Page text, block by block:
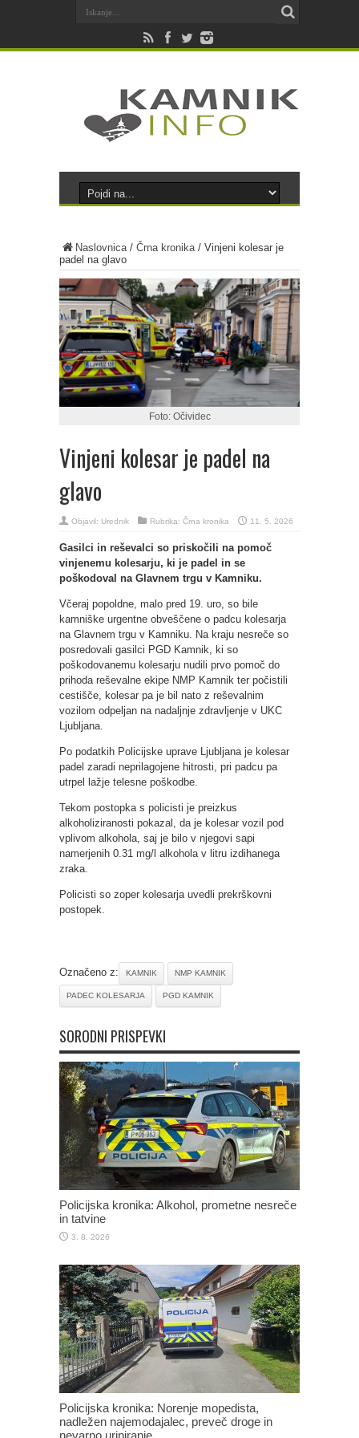
Naslovnica/ Črna kronika/ Vinjeni kolesar je
padel na glavo
Foto: Očividec
Vinjeni kolesar je padel na
glavo
Objavil: Urednik Rubrika: Črna kronika 11. 5. 2026
Gasilci in reševalci so priskočili na pomoč
vinjenemu kolesarju, ki je padel in se
poškodoval na Glavnem trgu v Kamniku.
Včeraj popoldne, malo pred 19. uro, so bile
kamniške urgentne obveščene o padcu kolesarja
na Glavnem trgu v Kamniku. Na kraju nesreče so
posredovali gasilci PGD Kamnik, ki so
poškodovanemu kolesarju nudili prvo pomoč do
prihoda reševalne ekipe NMP Kamnik ter počistili
cestišče, kolesar pa je bil nato z reševalnim
vozilom odpeljan na nadaljnje zdravljenje v UKC
Ljubljana.
Po podatkih Policijske uprave Ljubljana je kolesar
padel zaradi neprilagojene hitrosti, pri padcu pa
utrpel lažje telesne poškodbe.
Tekom postopka s policisti je preizkus
alkoholiziranosti pokazal, da je kolesar vozil pod
vplivom alkohola, saj je bilo v njegovi sapi
namerjenih 0.31 mg/l alkohola v litru izdihanega
zraka.
Policisti so zoper kolesarja uvedli prekrškovni
postopek.
Označeno z: KAMNIK NMP KAMNIK
PADEC KOLESARJA PGD KAMNIK
SORODNI PRISPEVKI
Policijska kronika: Alkohol, prometne nesreče
in tatvine
3. 8. 2026
Policijska kronika: Norenje mopedista,
nadležen najemodajalec, preveč droge in
nevarno uriniranje